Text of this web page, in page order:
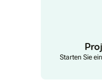
Starten Sie